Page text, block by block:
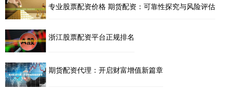
专业股票配资价格 期货配资：可靠性探究与风险评估
浙江股票配资平台正规排名
期货配资代理：开启财富增值新篇章